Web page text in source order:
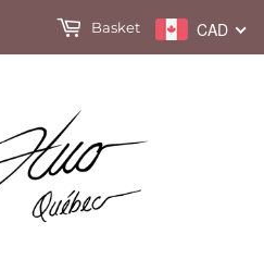
CAD
Basket